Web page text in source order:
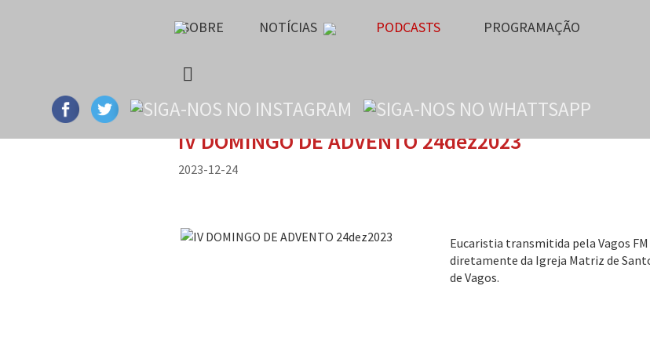
SOBRE NOTÍCIAS PODCASTS PROGRAMAÇÃO
IV DOMINGO DE ADVENTO 24dez2023
2023-12-24
Eucaristia transmitida pela Vagos FM
diretamente da Igreja Matriz de
de Vagos.